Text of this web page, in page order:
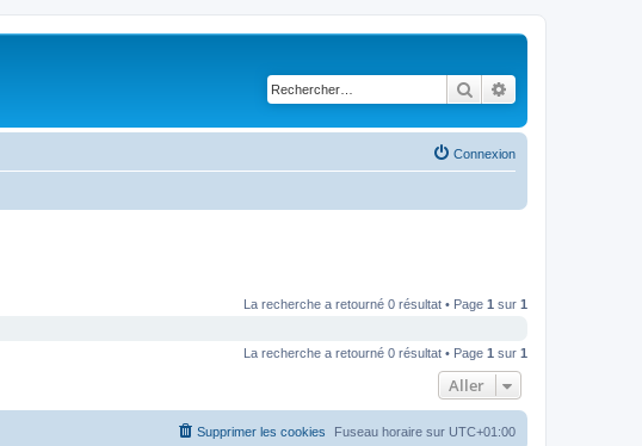
Rechercher
Connexion
La recherche a retourné 0 résultat • Page 1 sur 1
La recherche a retourné 0 résultat • Page 1 sur 1
Aller
Fuseau horaire sur UTC+01:00
Supprimer les cookies